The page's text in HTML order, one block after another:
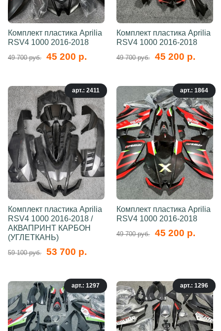
Комплект пластика Aprilia
RSV4 1000 2016-2018
49 700 руб. 45 200 р.
Комплект пластика Aprilia
RSV4 1000 2016-2018
49 700 руб. 45 200 р.
арт.: 2411
Комплект пластика Aprilia
RSV4 1000 2016-2018 /
АКВАПРИНТ КАРБОН
(УГЛЕТКАНЬ)
59 100 руб. 53 700 р.
арт.: 1864
Комплект пластика Aprilia
RSV4 1000 2016-2018
49 700 руб. 45 200 р.
арт.: 1297 арт.: 1296